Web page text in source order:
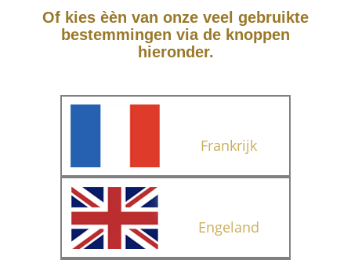
Of kies èèn van onze veel gebruikte
bestemmingen via de knoppen
hieronder.
Frankrijk
Engeland